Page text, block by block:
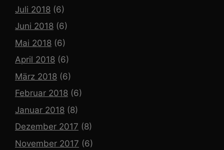
Juli 2018 (6)
Juni 2018 (6)
Mai 2018 (6)
April 2018 (6)
März 2018 (6)
Februar 2018 (6)
Januar 2018 (8)
Dezember 2017 (8)
November 2017 (6)